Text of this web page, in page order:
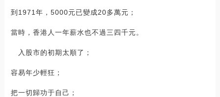
到1971年，5000元已變成20多萬元；
當時，香港人一年薪水也不過三四千元。
入股市的初期太順了；
容易年少輕狂；
把一切歸功于自己；